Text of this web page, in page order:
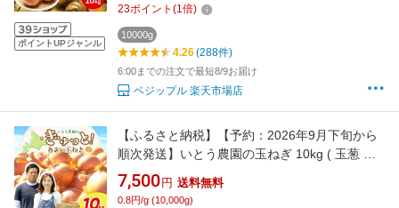
ポイントUPジャンル
23ポイント (1倍)
10000g
4.26(288件)
6:00までの注文で最短8/9お届け
ベジップル 楽天市場店
【ふるさと納税】【予約：2026年9月下旬から
順次発送】いとう農園の玉ねぎ 10kg ( 玉葱 タ
マネギ 野菜 期間限定 数量限定 10キロ )
7,500 円 送料無料
0.8円/g (10,000g)